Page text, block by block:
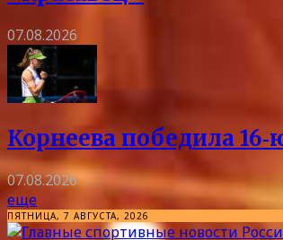
07.08.2026
Корнеева победила
07.08.2026
еще
ПЯТНИЦА, 7 АВГУСТА, 2026